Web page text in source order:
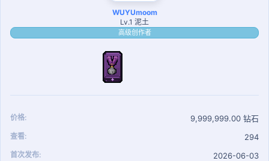
WUYUmoom
Lv.1 泥土
高级创作者
价格 9,999,999.00 钻石
查看 294
首次发布 2026-06-03